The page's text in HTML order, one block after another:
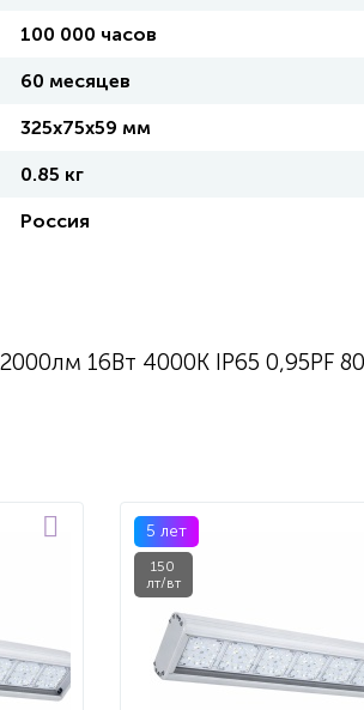
100 000 часов
60 месяцев
325х75х59 мм
0.85 кг
Россия
16Вт 4000K IP65 0,95PF
5 лет
150
лт/вт